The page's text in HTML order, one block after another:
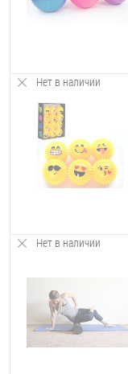
Нет в наличии
Нет в наличии